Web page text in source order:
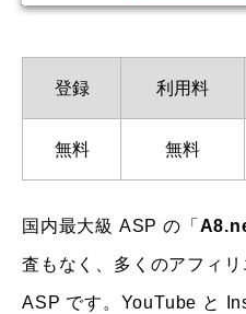
登録 利用料
無料 無料
国内最大級 ASP の「
査もなく、多くのアフィ
ASP です。YouTube と